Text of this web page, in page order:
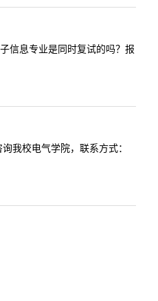
信息专业是同时复试的吗？报
我校电气学院，联系方式：